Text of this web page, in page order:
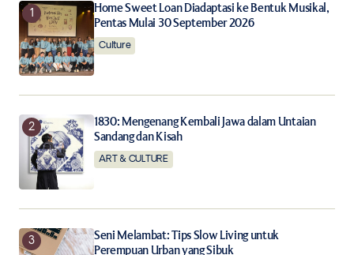
Home Sweet Loan Diadaptasi ke Bentuk Musikal,
Pentas Mulai 30 September 2026
Culture
1830: Mengenang Kembali Jawa dalam Untaian
Sandang dan Kisah
ART & CULTURE
Seni Melambat: Tips Slow Living untuk
Perempuan Urban yang Sibuk